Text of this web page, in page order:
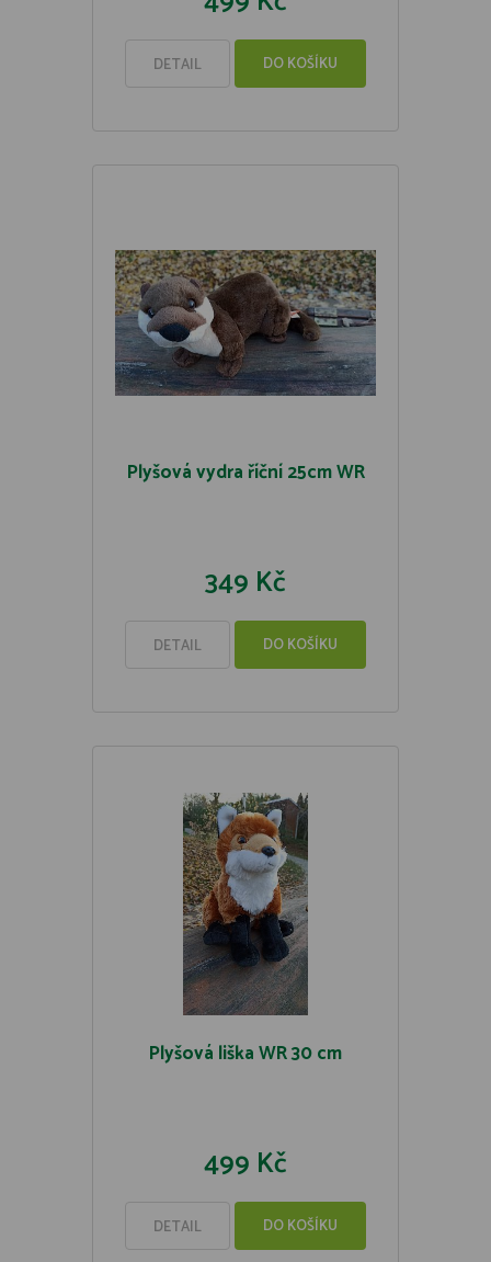
DETAIL DO KOŠÍKU
Plyšová vydra říční 25cm WR
349 Kč
DETAIL DO KOŠÍKU
Plyšová liška WR 30 cm
499 Kč
DETAIL DO KOŠÍKU